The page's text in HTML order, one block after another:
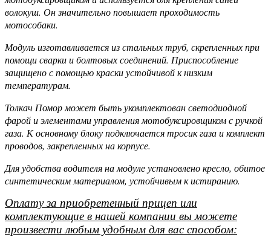
волокуш. Он значительно повышает проходимость
мотособаки.
Модуль изготавливается из стальных труб, скрепленных при
помощи сварки и болтовых соединений. Приспособление
защищено с помощью краски устойчивой к низким
температурам.
Толкач Помор может быть укомплектован светодиодной
фарой и элементами управления мотобуксировщиком с ручкой
газа. К основному блоку подключается тросик газа и комплект
проводов, закрепленных на корпусе.
Для удобства водителя на модуле установлено кресло, обитое
синтетическим материалом, устойчивым к истиранию.
Оплату за приобретенный прицеп или
комплектующие в нашей компании вы можете
произвести любым удобным для вас способом: